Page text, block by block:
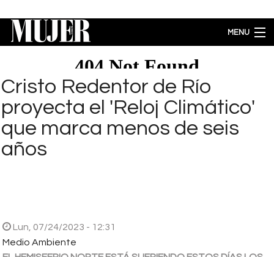
MENU
BIENESTAR
ACTUALIDAD
LIFESTYLE
PARA PADRES
Cristo Redentor de Río
proyecta el 'Reloj Climático'
que marca menos de seis
años
Lun, 07/24/2023 - 12:31
Medio Ambiente